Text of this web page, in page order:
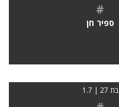
#
ספיר חן
בת 27 | 1.7